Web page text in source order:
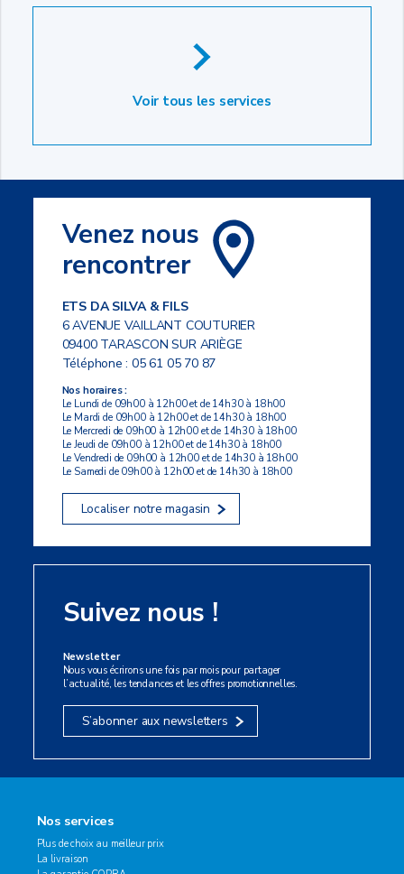
Voir tous les services
Venez nous
rencontrer
ETS DA SILVA & FILS
6 AVENUE VAILLANT COUTURIER
09400 TARASCON SUR ARIÈGE
Téléphone :05 61 05 70 87
Nos horaires :
Le Lundi de 09h00 à 12h00 et de 14h30 à 18h00
Le Mardi de 09h00 à 12h00 et de 14h30 à 18h00
Le Mercredi de 09h00 à 12h00 et de 14h30 à 18h00
Le Jeudi de 09h00 à 12h00 et de 14h30 à 18h00
Le Vendredi de 09h00 à 12h00 et de 14h30 à 18h00
Le Samedi de 09h00 à 12h00 et de 14h30 à 18h00
Localiser notre magasin
Suivez nous !
Newsletter
Nous vous écrirons une fois par mois pour partager
l’actualité, les tendances et les offres promotionnelles.
S’abonner aux newsletters
Nos services
Plus de choix au meilleur prix
La livraison